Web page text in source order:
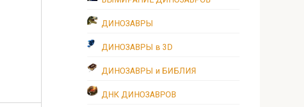
ДИНОЗАВРЫ
ДИНОЗАВРЫ в 3D
ДИНОЗАВРЫ и БИБЛИЯ
ДНК ДИНОЗАВРОВ